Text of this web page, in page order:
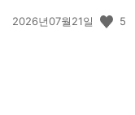
공
2026년07월21일 5